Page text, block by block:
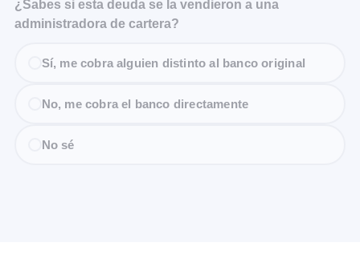
¿Sabes si esta deuda se la vendieron a una
administradora de cartera?
Sí, me cobra alguien distinto al banco original
No, me cobra el banco directamente
No sé